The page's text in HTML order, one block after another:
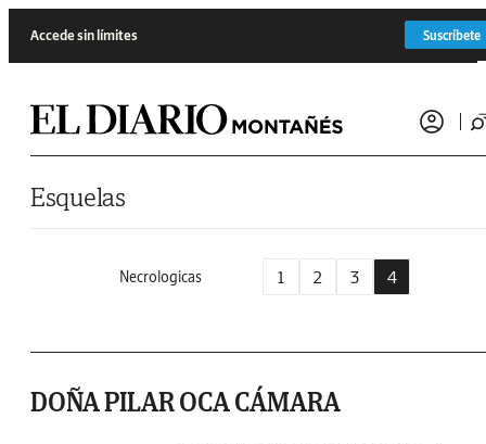
Accede sin límites Suscríbete
Esquelas
Necrologicas 1 2 3 4
DOÑA PILAR OCA CÁMARA